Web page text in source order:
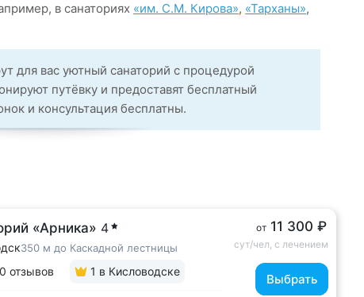
в санаториях «им. С.М. Кирова», «Тарханы»,
для вас уютный санаторий с процедурой
путёвку и предоставят бесплатный
и консультация бесплатны.
«Арника» 4
350 м до Каскадной лестницы
отзывов 1 в Кисловодске
от 11 300 ₽
сут/чел, с лечением
Выбрать